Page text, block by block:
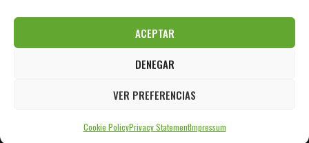
ACEPTAR
DENEGAR
VER PREFERENCIAS
Cookie PolicyPrivacy StatementImpressum
Política de Privacidad